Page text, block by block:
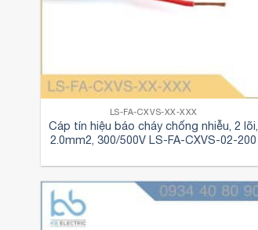
LS-FA-CXVS-XX-XXX
Cáp tín hiệu báo cháy chống nhiễu, 2 lõi,
2.0mm2, 300/500V LS-FA-CXVS-02-200